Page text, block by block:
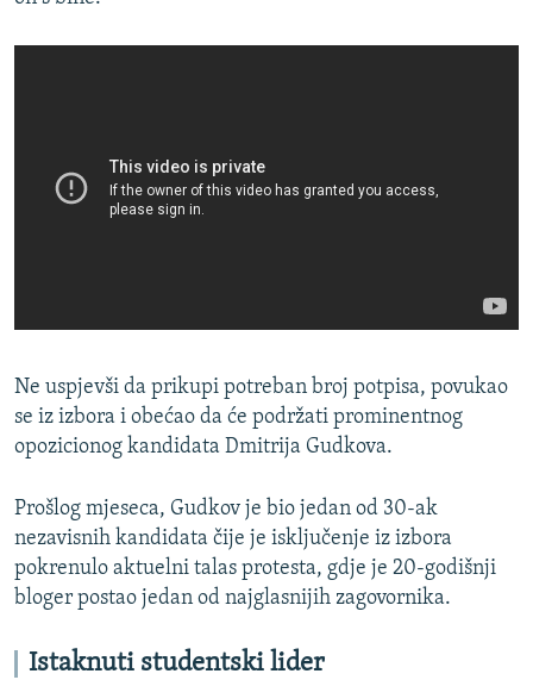
Ne uspjevši da prikupi potreban broj potpisa, povukao
se iz izbora i obećao da će podržati prominentnog
opozicionog kandidata Dmitrija Gudkova.
Prošlog mjeseca, Gudkov je bio jedan od 30-ak
nezavisnih kandidata čije je isključenje iz izbora
pokrenulo aktuelni talas protesta, gdje je 20-godišnji
bloger postao jedan od najglasnijih zagovornika.
Istaknuti studentski lider